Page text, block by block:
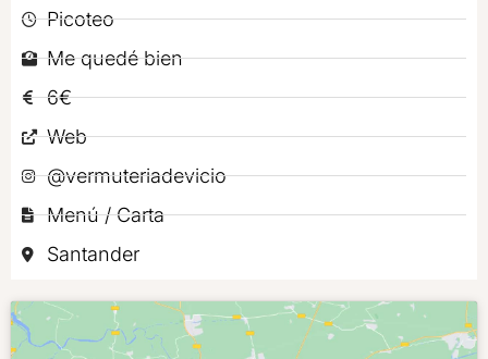
Picoteo
Me quedé bien
6€
Web
@vermuteriadevicio
Menú / Carta
Santander